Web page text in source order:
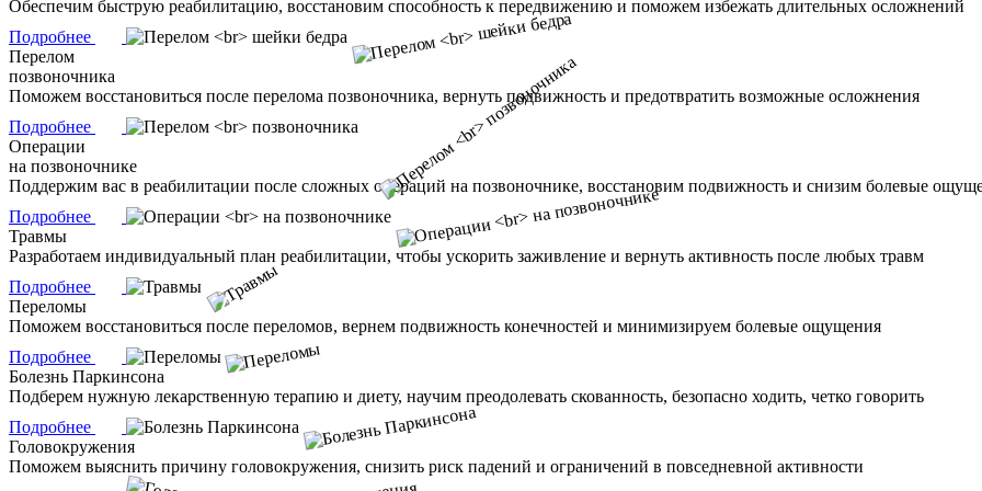
Обеспечим быструю реабилитацию, восстановим способность к передвижению и поможем избежать длительных осложнений
Подробнее
Перелом
позвоночника
Поможем восстановиться после перелома позвоночника, вернуть подвижность и предотвратить возможные осложнения
Подробнее
Операции
на позвоночнике
Поддержим вас в реабилитации после сложных операций на позвоночнике, восстановим подвижность и снизим болевые
Подробнее
Травмы
Разработаем индивидуальный план реабилитации, чтобы ускорить заживление и вернуть активность после любых травм
Подробнее
Переломы
Поможем восстановиться после переломов, вернем подвижность конечностей и минимизируем болевые ощущения
Подробнее
Болезнь Паркинсона
Подберем нужную лекарственную терапию и диету, научим преодолевать скованность, безопасно ходить, четко говорить
Подробнее
Головокружения
Поможем выяснить причину головокружения, снизить риск падений и ограничений в повседневной активности